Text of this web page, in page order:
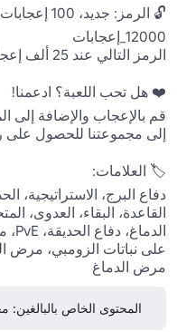
مرض الدماغ
المحتوى الخاص بالبالغين: